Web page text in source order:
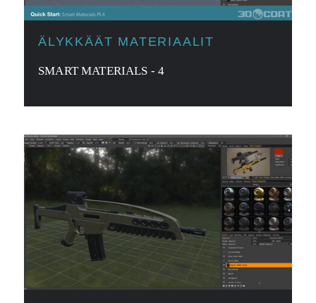
ÄLYKKÄÄT MATERIAALIT
SMART MATERIALS - 4